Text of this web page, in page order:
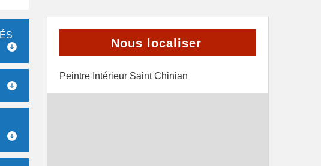
Nous localiser
Peintre Intérieur Saint Chinian